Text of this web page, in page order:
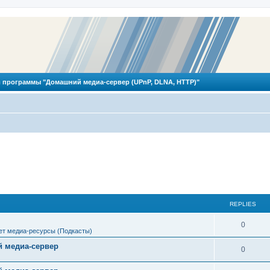
программы "Домашний медиа-сервер (UPnP, DLNA, HTTP)"
REPLIES
медиа-ресурсы (Подкасты)
0R
e
сервер 0R
e